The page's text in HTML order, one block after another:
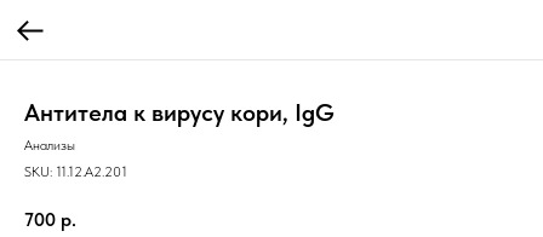
Антитела к вирусу кори, IgG
Анализы
SKU: 11.12.A2.201
700 р.